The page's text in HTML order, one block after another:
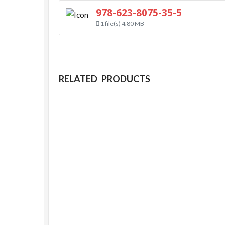
978-623-8075-35-5
1 file(s) 4.80 MB
RELATED PRODUCTS